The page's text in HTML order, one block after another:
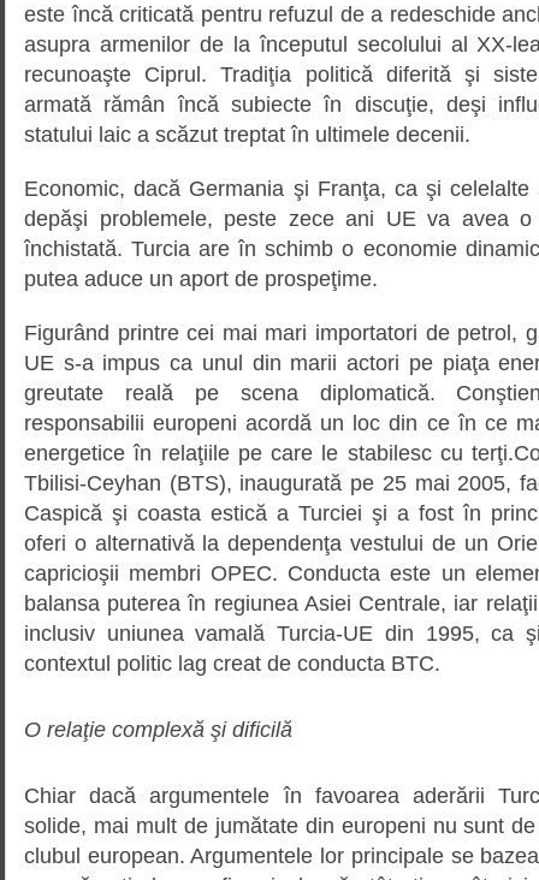
este încă criticată pentru refuzul de a redeschide
asupra armenilor de la începutul secolului al XX-
recunoaşte Ciprul. Tradiţia politică diferită şi
armată rămân încă subiecte în discuţie, deşi
statului laic a scăzut treptat în ultimele decenii.
Economic, dacă Germania şi Franţa, ca şi
depăşi problemele, peste zece ani UE va avea
închistată. Turcia are în schimb o economie
putea aduce un aport de prospeţime.
Figurând printre cei mai mari importatori de petrol,
UE s-a impus ca unul din marii actori pe piaţa
greutate reală pe scena diplomatică.
responsabilii europeni acordă un loc din ce în ce
energetice în relaţiile pe care le stabilesc cu
Tbilisi-Ceyhan (BTS), inaugurată pe 25 mai 2005,
Caspică şi coasta estică a Turciei şi a fost în
oferi o alternativă la dependenţa vestului de un
capricioşii membri OPEC. Conducta este un
balansa puterea în regiunea Asiei Centrale, iar
inclusiv uniunea vamală Turcia-UE din 1995, ca
contextul politic lag creat de conducta BTC.
O relaţie complexă şi dificilă
Chiar dacă argumentele în favoarea aderării
solide, mai mult de jumătate din europeni nu sunt
clubul european. Argumentele lor principale se